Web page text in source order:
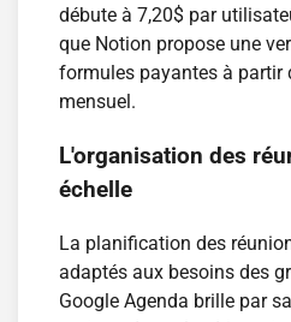
débute à 7,20$ par
que Notion propose une
formules payantes à partir
mensuel.
L'organisation des
échelle
La planification des
adaptés aux besoins des
Google Agenda brille par